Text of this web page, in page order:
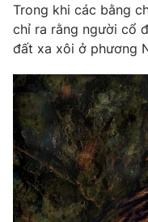
Trong khi các bằng
chỉ ra rằng người cổ
đất xa xôi ở phương